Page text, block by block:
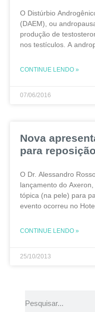
O Distúrbio
(DAEM), ou
produção de
nos testículos. A
diversas enfermidades
CONTINUE LENDO »
07/06/2016
Nova
para
O Dr. Alessandro
lançamento do
tópica (na pele) para
evento ocorreu no
andrologistas e
CONTINUE LENDO »
25/10/2013